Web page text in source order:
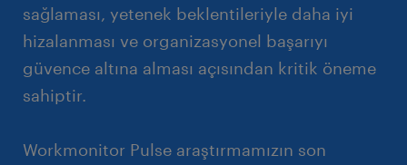
sağlaması, yetenek beklentileriyle daha iyi
hizalanması ve organizasyonel başarıyı
güvence altına alması açısından kritik öneme
sahiptir.
Workmonitor Pulse araştırmamızın son